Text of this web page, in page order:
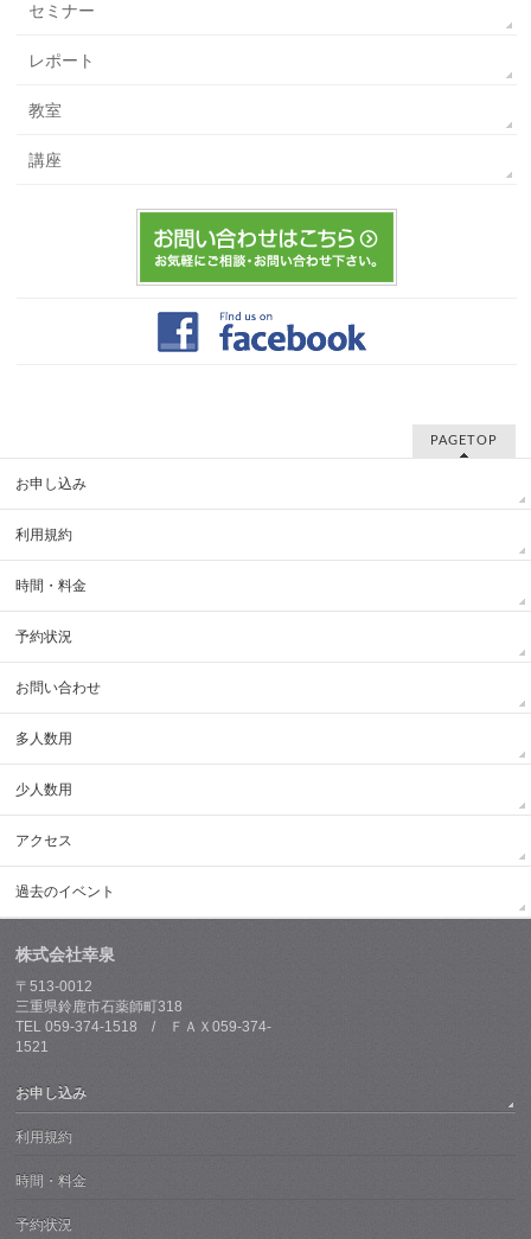
セミナー
レポート
教室
講座
PAGETOP
お申し込み
利用規約
時間・料金
予約状況
お問い合わせ
多人数用
少人数用
アクセス
過去のイベント
株式会社幸泉
〒513-0012
三重県鈴鹿市石薬師町318
TEL 059-374-1518 / ＦＡＸ059-374-
1521
お申し込み
利用規約
時間・料金
予約状況